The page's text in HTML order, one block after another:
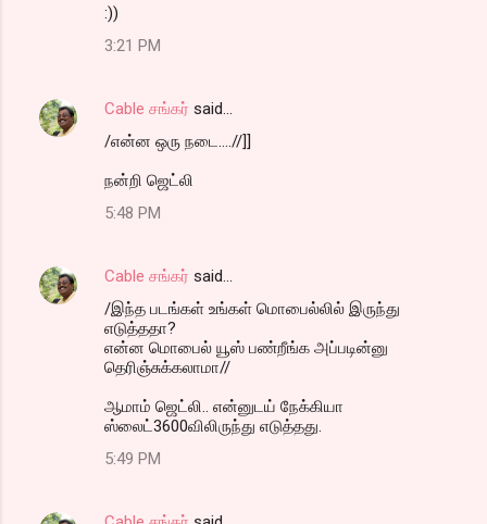
:))
3:21 PM
Cable சங்கர் said…
/என்ன ஒரு நடை....//]]
நன்றி ஜெட்லி
5:48 PM
Cable சங்கர் said…
/இந்த படங்கள் உங்கள் மொபைல்லில் இருந்து
எடுத்ததா?
என்ன மொபைல் யூஸ் பண்றீங்க அப்படின்னு
தெரிஞ்சுக்கலாமா//
ஆமாம் ஜெட்லி.. என்னுடய் நேக்கியா
ஸ்லைட்3600விலிருந்து எடுத்தது.
5:49 PM